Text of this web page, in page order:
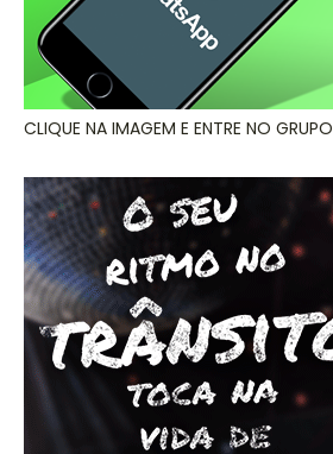
CLIQUE NA IMAGEM E ENTRE NO GRUPO